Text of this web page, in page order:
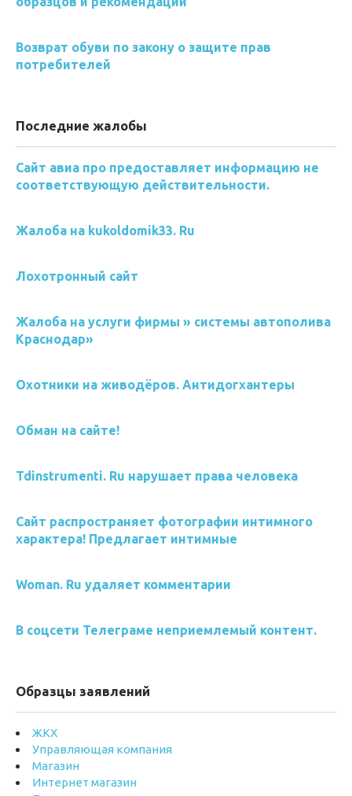
Возврат обуви по закону о защите прав
потребителей
Последние жалобы
Сайт авиа про предоставляет информацию не
соответствующую действительности.
Жалоба на kukoldomik33. Ru
Лохотронный сайт
Жалоба на услуги фирмы » системы автополива
Краснодар»
Охотники на живодёров. Антидогхантеры
Обман на сайте!
Tdinstrumenti. Ru нарушает права человека
Сайт распространяет фотографии интимного
характера! Предлагает интимные
Woman. Ru удаляет комментарии
В соцсети Телеграме неприемлемый контент.
Образцы заявлений
ЖКХ
Управляющая компания
Магазин
Интернет магазин